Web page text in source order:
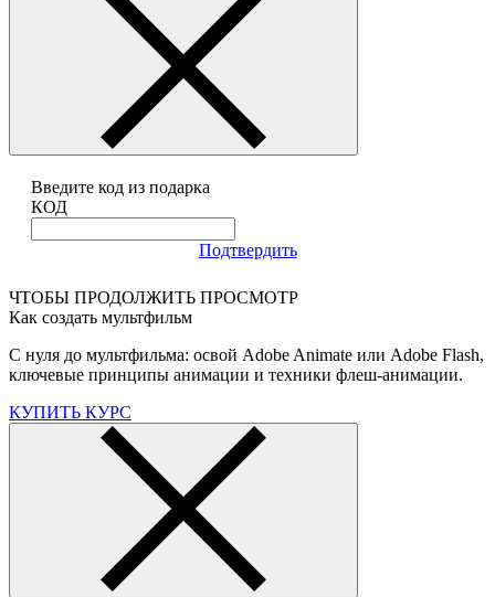
Введите код из подарка
КОД
Подтвердить
ЧТОБЫ ПРОДОЛЖИТЬ ПРОСМОТР
Как создать мультфильм
С нуля до мультфильма: освой Adobe Animate или Adobe Flash,
ключевые принципы анимации и техники флеш-анимации.
КУПИТЬ КУРС